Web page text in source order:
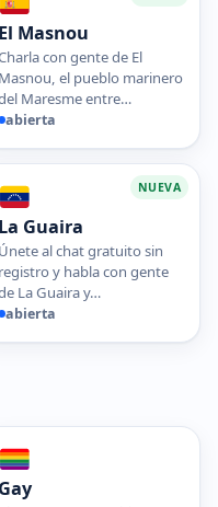
El Masnou
con gente de El
Masnou, el pueblo marinero
Maresme entre…
abierta
NUEVA
La Guaira
Únete al chat gratuito sin
registro y habla con gente
La Guaira y…
abierta
Gay